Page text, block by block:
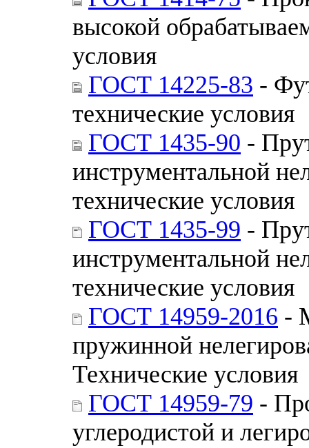
высокой
условия
ГОСТ 14225-83 -
технические условия
ГОСТ 1435-90 -
инструментальной
технические условия
ГОСТ 1435-99 -
инструментальной
технические условия
ГОСТ 14959-2016 -
пружинной
Технические условия
ГОСТ 14959-79 -
углеродистой и